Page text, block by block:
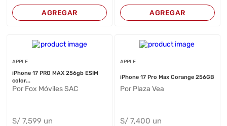
AGREGAR AGREGAR
APPLE
iPhone 17 PRO MAX 256gb ESIM
color...
Por Fox Móviles SAC
S/7,599 un
APPLE
iPhone 17 Pro Max Corange 256GB
Por Plaza Vea
S/ 7,400 un